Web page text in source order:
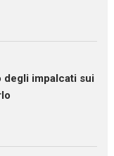
degli impalcati sui